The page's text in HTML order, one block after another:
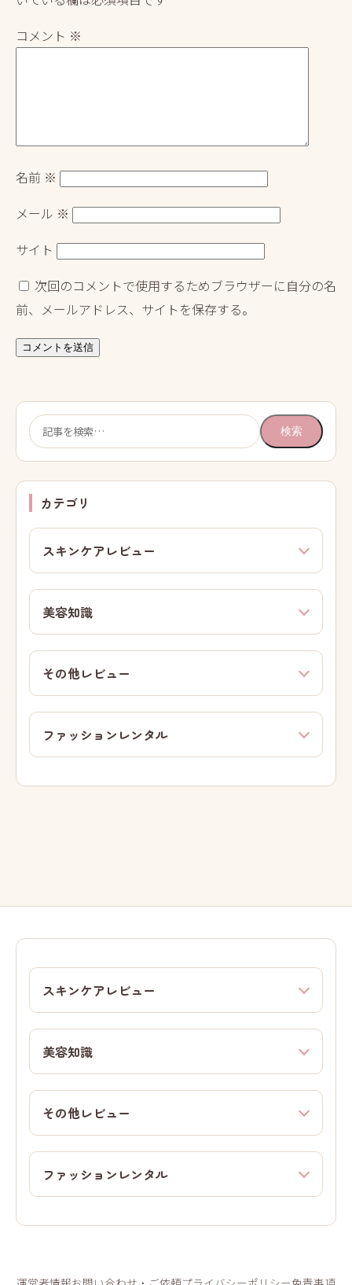
コメント ※
名前 ※
メール ※
サイト
次回のコメントで使用するためブラウザーに自分の名
前、メールアドレス、サイトを保存する。
検
索:
検索
カテゴリ
スキンケアレビュー
美容知識
その他レビュー
ファッションレンタル
スキンケアレビュー
美容知識
その他レビュー
ファッションレンタル